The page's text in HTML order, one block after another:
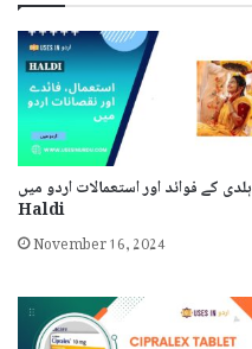
ہلدی کے فوائد اور استعمالات اردو میں
Haldi
November 16, 2024